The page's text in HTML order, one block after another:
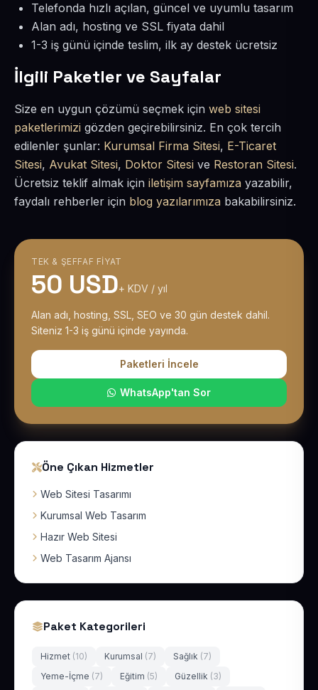
Telefonda hızlı açılan, güncel ve uyumlu tasarım
Alan adı, hosting ve SSL fiyata dahil
1-3 iş günü içinde teslim, ilk ay destek ücretsiz
İlgili Paketler ve Sayfalar
Size en uygun çözümü seçmek için web sitesi
paketlerimizi gözden geçirebilirsiniz. En çok tercih
edilenler şunlar: Kurumsal Firma Sitesi, E-Ticaret
Sitesi, Avukat Sitesi, Doktor Sitesi ve Restoran Sitesi.
Ücretsiz teklif almak için iletişim sayfamıza yazabilir,
faydalı rehberler için blog yazılarımıza bakabilirsiniz.
TEK & ŞEFFAF FIYAT
50 USD+ KDV / yıl
Alan adı, hosting, SSL, SEO ve 30 gün destek dahil.
Siteniz 1-3 iş günü içinde yayında.
Paketleri İncele
WhatsApp'tan Sor
Öne Çıkan Hizmetler
Web Sitesi Tasarımı
Kurumsal Web Tasarım
Hazır Web Sitesi
Web Tasarım Ajansı
Paket Kategorileri
Hizmet (10) Kurumsal (7) Sağlık (7)
Yeme-İçme (7) Eğitim (5) Güzellik (3)